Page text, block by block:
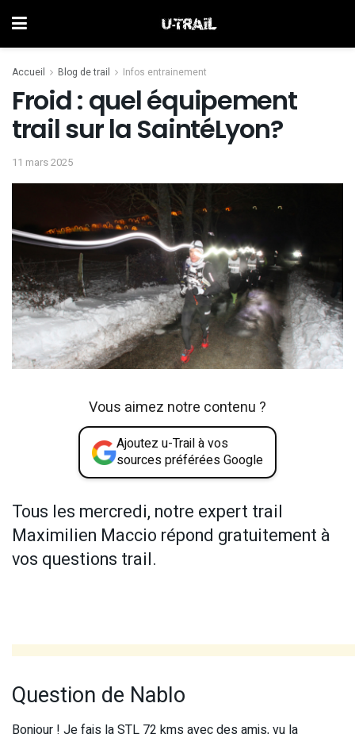
Accueil Blog de trail Infos entrainement
Froid : quel équipement
trail sur la SaintéLyon?
11 mars 2025
Vous aimez notre contenu ?
Ajoutez u-Trail à vos
sources préférées Google
Tous les mercredi, notre expert trail
Maximilien Maccio répond gratuitement à
vos questions trail.
Question de Nablo
Bonjour ! Je fais la STL 72 kms avec des amis, vu la